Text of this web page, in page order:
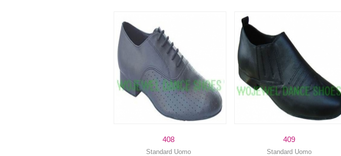
408
Standard Uomo
409
Standard Uomo